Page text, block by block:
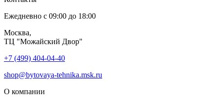
Ежедневно с 09:00 до 18:00
Москва,
ТЦ "Можайский Двор"
+7 (499) 404-04-40
shop@bytovaya-tehnika.msk.ru
О компании